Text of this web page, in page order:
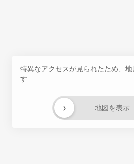
特異なアクセスが見られたため、
す
地図を表示
›